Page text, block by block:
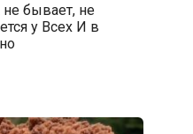
бывает, не
у Всех И в